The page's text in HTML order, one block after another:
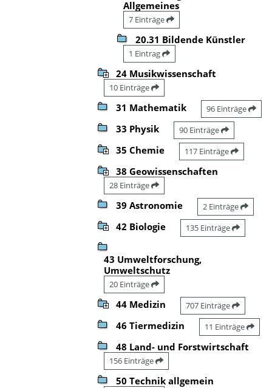
Allgemeines
7 Einträge
20.31 Bildende Künstler
1 Eintrag
24 Musikwissenschaft
10 Einträge
31 Mathematik 96 Einträge
33 Physik 90 Einträge
35 Chemie 117 Einträge
38 Geowissenschaften
28 Einträge
39 Astronomie 2 Einträge
42 Biologie 135 Einträge
43 Umweltforschung,
Umweltschutz
20 Einträge
44 Medizin 707 Einträge
46 Tiermedizin 11 Einträge
48 Land- und Forstwirtschaft
156 Einträge
50 Technik allgemein